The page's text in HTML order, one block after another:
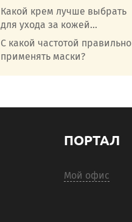
Какой крем лучше выбрать
для ухода за кожей...
С какой частотой правильно
применять маски?
ПОРТАЛ
Мой офис